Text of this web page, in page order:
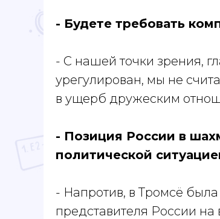
- Будете требовать
- С нашей точки зрения,
урегулирован, мы не
в ущерб дружеским
- Позиция России в
политической
- Напротив, в Тромсё
представителя России